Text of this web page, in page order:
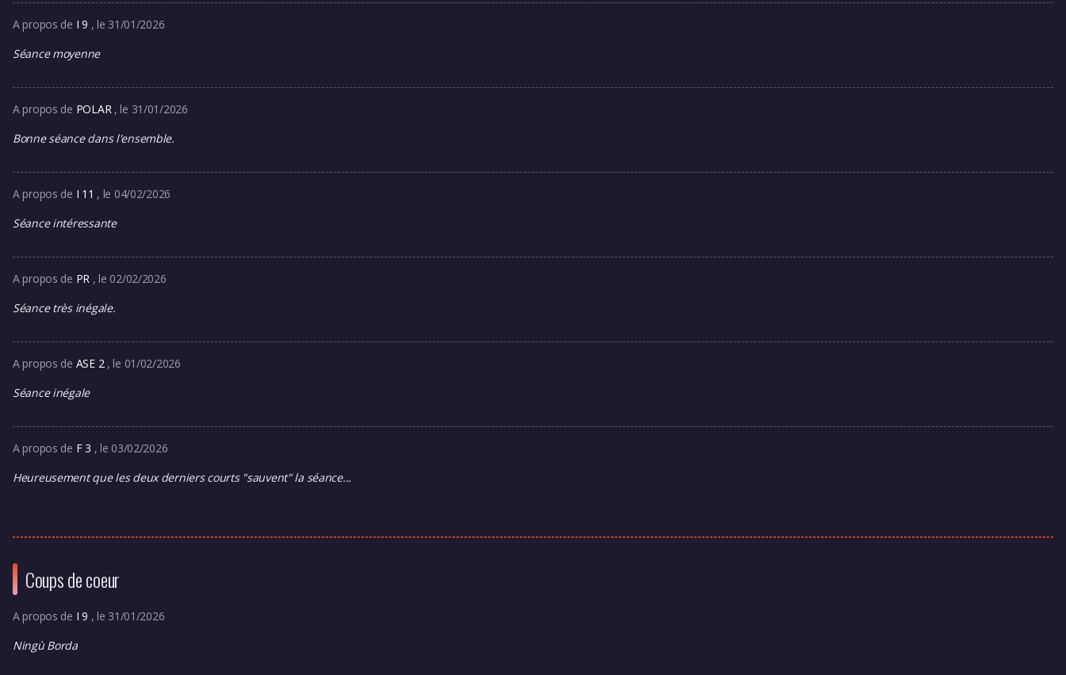
A propos de I 9 , le 31/01/2026
Séance moyenne
A propos de POLAR , le 31/01/2026
Bonne séance dans l'ensemble.
A propos de I 11 , le 04/02/2026
Séance intéressante
A propos de PR , le 02/02/2026
Séance très inégale.
A propos de ASE 2 , le 01/02/2026
Séance inégale
A propos de F 3 , le 03/02/2026
Heureusement que les deux derniers courts "sauvent" la séance...
Coups de coeur
A propos de I 9 , le 31/01/2026
Ningù Borda